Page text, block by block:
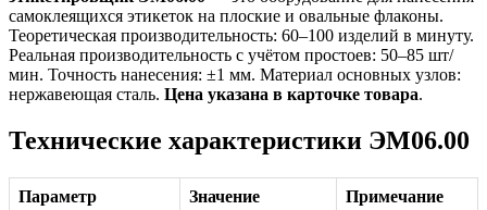
самоклеящихся этикеток на плоские и овальные флаконы.
Теоретическая производительность: 60–100 изделий в минуту.
Реальная производительность с учётом простоев: 50–85 шт/
мин. Точность нанесения: ±1 мм. Материал основных узлов:
нержавеющая сталь. Цена указана в карточке товара.
Технические характеристики ЭМ06.00
Параметр Значение Примечание